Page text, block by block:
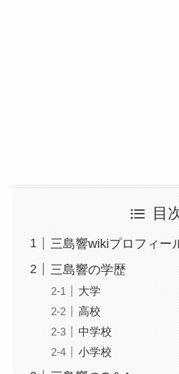
目
三島響wikiプロフィー
三島響の学歴
大学
高校
中学校
小学校